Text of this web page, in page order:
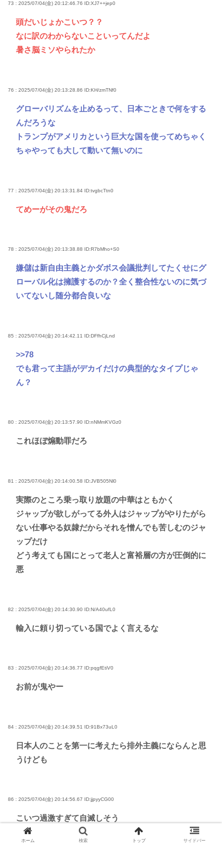
73 : 2025/07/04(金) 20:12:46.76 ID:XJ7++jep0
頭だいじょかこいつ？？
なに訳のわからないこといってんだよ
暑さ脳ミソやられたか
76 : 2025/07/04(金) 20:13:28.86 ID:KH/zmTNf0
グローバリズムを止めるって、日本ごときで何をする
んだろうな
トランプがアメリカという巨大な国を使ってめちゃく
ちゃやっても大して動いて無いのに
77 : 2025/07/04(金) 20:13:31.84 ID:tvgbcTtn0
てめーがその鬼だろ
78 : 2025/07/04(金) 20:13:38.88 ID:R7bMho+S0
嫌儲は新自由主義とかダボス会議批判してたくせにグ
ローバル化は擁護するのか？全く整合性ないのに気づ
いてないし随分都合良いな
85 : 2025/07/04(金) 20:14:42.11 ID:DFfhCjLnd
>>78
でも君って主語がデカイだけの典型的なタイプじゃ
ん？
80 : 2025/07/04(金) 20:13:57.90 ID:nNMmKVGz0
これほぼ煽動罪だろ
81 : 2025/07/04(金) 20:14:00.58 ID:JVB505Nl0
実際のところ乗っ取り放題の中華はともかく
ジャップが欲しがってる外人はジャップがやりたがら
ない仕事やる奴隷だからそれを憎んでも苦しむのジャ
ップだけ
どう考えても国にとって老人と富裕層の方が圧倒的に
悪
82 : 2025/07/04(金) 20:14:30.90 ID:N/A40ufL0
輸入に頼り切っている国でよく言えるな
83 : 2025/07/04(金) 20:14:36.77 ID:pqgfEtiV0
お前が鬼やー
84 : 2025/07/04(金) 20:14:39.51 ID:91Bx73uL0
日本人のことを第一に考えたら排外主義にならんと思
うけども
86 : 2025/07/04(金) 20:14:56.67 ID:jjpyyCG00
こいつ過激すぎて自滅しそう
一時の勢いで勘違いしすぎて
ホーム 検索 トップ サイドバー